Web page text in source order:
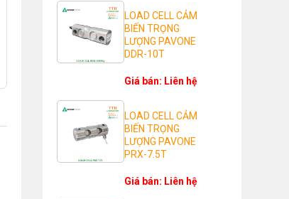
LOAD CELL CẢM
BIẾN TRỌNG
LƯỢNG PAVONE
DDR-10T
Giá bán: Liên hệ
LOAD CELL CẢM
BIẾN TRỌNG
LƯỢNG PAVONE
PRX-7.5T
Giá bán: Liên hệ